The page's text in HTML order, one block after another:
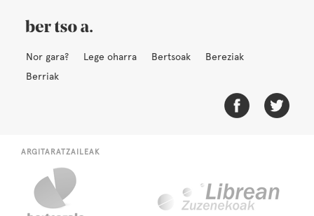
Nor gara? Lege oharra Bertsoak
Bereziak
Berriak
ARGITARATZAILEAK